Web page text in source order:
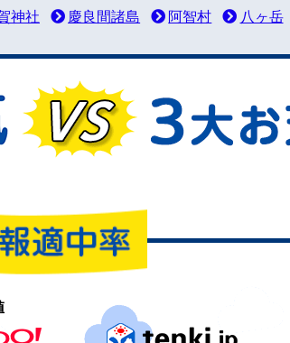
神社 慶良間諸島 阿智村 八ヶ岳